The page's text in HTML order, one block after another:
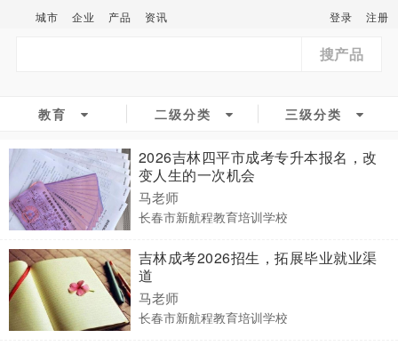
城市 企业 产品 资讯 登录 注册
搜产品
教育 二级分类 三级分类
2026吉林四平市成考专升本报名，改
变人生的一次机会
马老师
长春市新航程教育培训学校
吉林成考2026招生，拓展毕业就业渠
道
马老师
长春市新航程教育培训学校